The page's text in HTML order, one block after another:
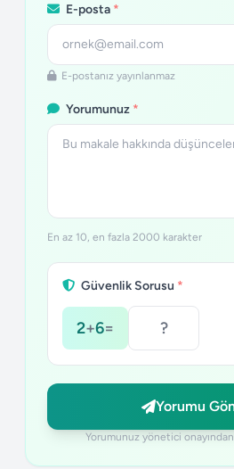
E-posta *
E-postanız yayınlanmaz
Yorumunuz *
En az 10, en fazla 2000 karakter
Güvenlik Sorusu *
2+6=
Yorumu
Yorumunuz yönetici onayından